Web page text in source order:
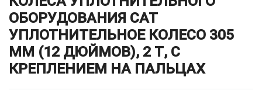
ОБОРУДОВАНИЯ CAT
УПЛОТНИТЕЛЬНОЕ КОЛЕСО 305
ММ (12 ДЮЙМОВ), 2 Т, С
КРЕПЛЕНИЕМ НА ПАЛЬЦАХ